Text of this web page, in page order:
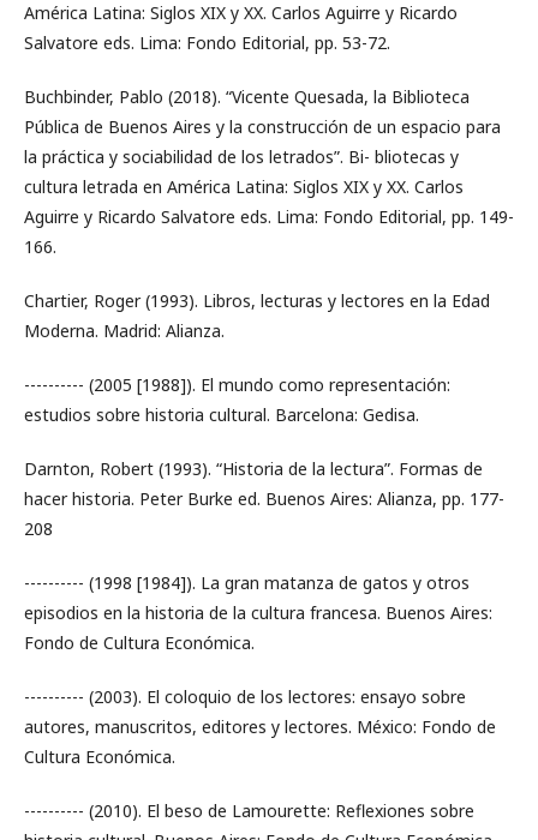
América Latina: Siglos XIX y XX. Carlos Aguirre y Ricardo
Salvatore eds. Lima: Fondo Editorial, pp. 53-72.
Buchbinder, Pablo (2018). “Vicente Quesada, la Biblioteca
Pública de Buenos Aires y la construcción de un espacio para
la práctica y sociabilidad de los letrados”. Bi- bliotecas y
cultura letrada en América Latina: Siglos XIX y XX. Carlos
Aguirre y Ricardo Salvatore eds. Lima: Fondo Editorial, pp. 149-
166.
Chartier, Roger (1993). Libros, lecturas y lectores en la Edad
Moderna. Madrid: Alianza.
---------- (2005 [1988]). El mundo como representación:
estudios sobre historia cultural. Barcelona: Gedisa.
Darnton, Robert (1993). “Historia de la lectura”. Formas de
hacer historia. Peter Burke ed. Buenos Aires: Alianza, pp. 177-
208
---------- (1998 [1984]). La gran matanza de gatos y otros
episodios en la historia de la cultura francesa. Buenos Aires:
Fondo de Cultura Económica.
---------- (2003). El coloquio de los lectores: ensayo sobre
autores, manuscritos, editores y lectores. México: Fondo de
Cultura Económica.
---------- (2010). El beso de Lamourette: Reflexiones sobre